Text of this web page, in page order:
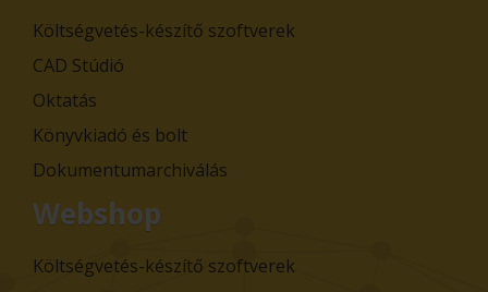
Költségvetés-készítő szoftverek
CAD Stúdió
Oktatás
Könyvkiadó és bolt
Dokumentumarchiválás
Webshop
Költségvetés-készítő szoftverek